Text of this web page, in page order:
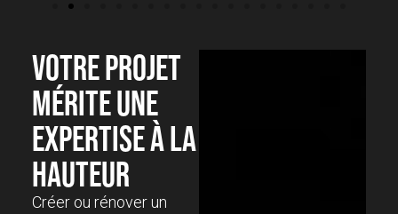
VOTRE PROJET
MÉRITE UNE
EXPERTISE À LA
HAUTEUR
Créer ou rénover un